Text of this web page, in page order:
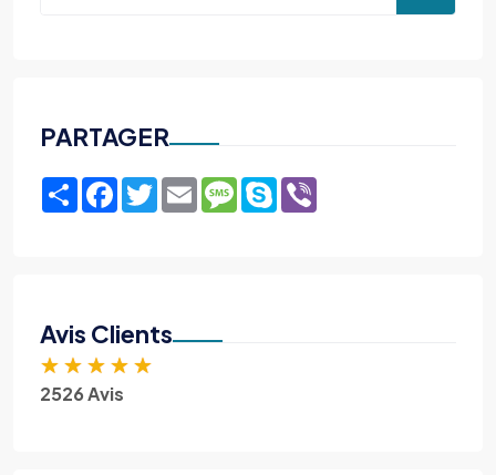
PARTAGER
ShareFacebook
TwitterEmailMessage
Skype
Avis Clients
★ ★ ★ ★ ★
2526 Avis